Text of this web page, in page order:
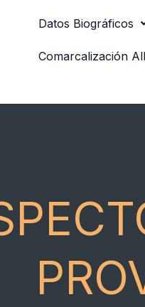
Datos Biográficos
Comarcalización